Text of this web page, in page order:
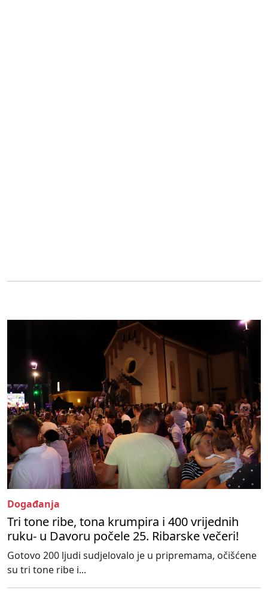
Događanja
Tri tone ribe, tona krumpira i 400 vrijednih
ruku- u Davoru počele 25. Ribarske večeri!
Gotovo 200 ljudi sudjelovalo je u pripremama, očišćene
su tri tone ribe i...